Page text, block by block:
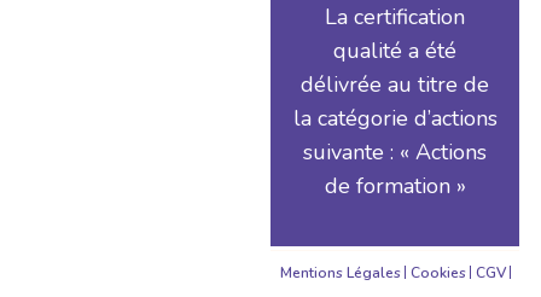
La certification
qualité a été
délivrée au titre de
la catégorie d’actions
suivante : « Actions
de formation »
Mentions Légales Cookies CGV